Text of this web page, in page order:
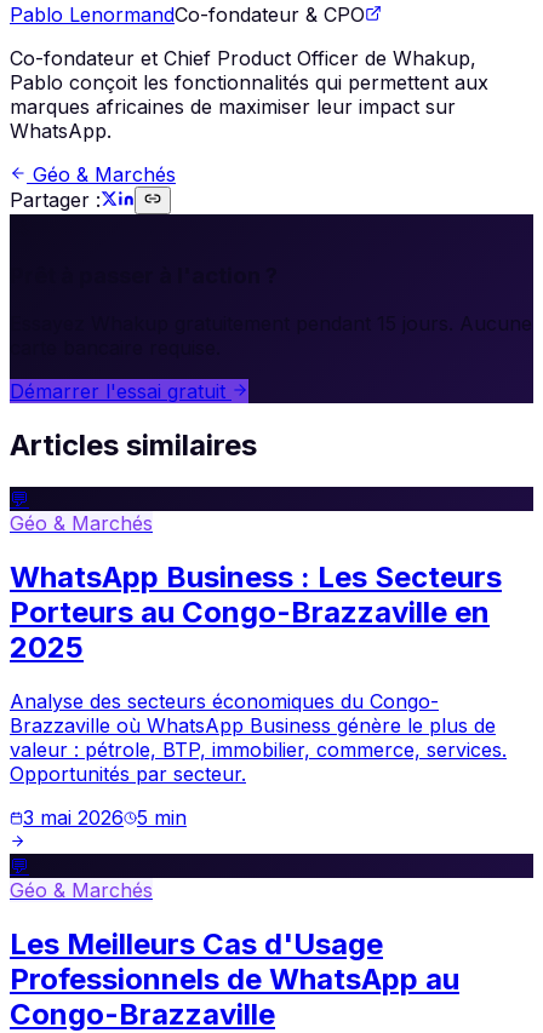
Pablo LenormandCo-fondateur & CPO
Co-fondateur et Chief Product Officer de Whakup,
Pablo conçoit les fonctionnalités qui permettent aux
marques africaines de maximiser leur impact sur
WhatsApp.
Géo & Marchés
Partager :
Essayez Whakup gratuitement pendant 15 jours. Aucune
Démarrer l'essai gratuit
Articles similaires
💬
Géo & Marchés
WhatsApp Business : Les Secteurs
Porteurs au Congo-Brazzaville en
2025
Analyse des secteurs économiques du Congo-
Brazzaville où WhatsApp Business génère le plus de
valeur : pétrole, BTP, immobilier, commerce, services.
Opportunités par secteur.
3 mai 2026 5 min
💬
Géo & Marchés
Les Meilleurs Cas d'Usage
Professionnels de WhatsApp au
Congo-Brazzaville